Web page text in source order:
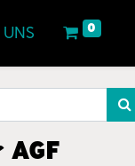
UNS 0